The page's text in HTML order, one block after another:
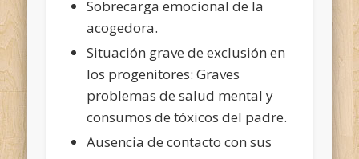
Sobrecarga emocional de la
acogedora.
Situación grave de exclusión en
los progenitores: Graves
problemas de salud mental y
consumos de tóxicos del padre.
Ausencia de contacto con sus